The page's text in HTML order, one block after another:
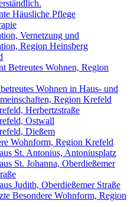
Häusliche Pflege
Vernetzung und
Region Heinsberg
Betreutes Wohnen, Region
Wohnen in Haus- und
Region Krefeld
Herbertzstraße
Ostwall
Dießem
Wohnform, Region Krefeld
St. Antonius, Antoniusplatz
St. Johanna, Oberdießemer
Judith, Oberdießemer Straße
Besondere Wohnform, Region